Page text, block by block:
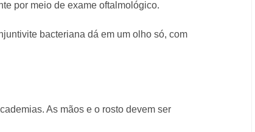
por meio de exame oftalmológico.
bacteriana dá em um olho só, com
As mãos e o rosto devem ser